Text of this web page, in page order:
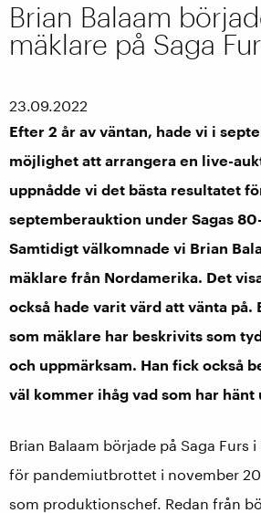
Brian Balaam
mäklare på Saga
23.09.2022
Efter 2 år av väntan, hade vi i
möjlighet att arrangera en live-
uppnådde vi det bästa resultatet
septemberauktion under Sagas
Samtidigt välkomnade vi Brian
mäklare från Nordamerika. Det
också hade varit värd att vänta på.
som mäklare har beskrivits som
och uppmärksam. Han fick också
väl kommer ihåg vad som har
Brian Balaam började på Saga Furs
för pandemiutbrottet i november
som produktionschef. Redan från